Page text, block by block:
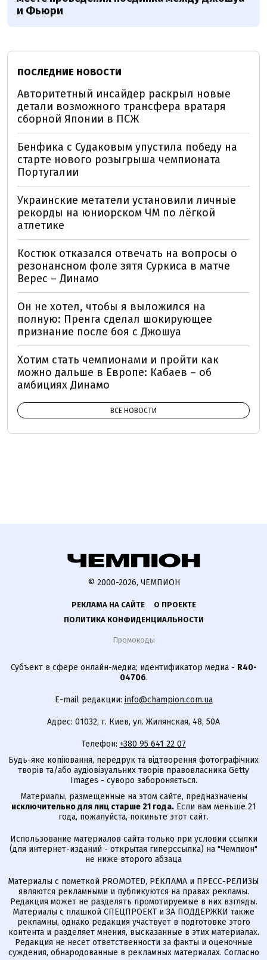
и Фьюри
ПОСЛЕДНИЕ НОВОСТИ
Авторитетный инсайдер раскрыл новые
детали возможного трансфера вратаря
сборной Японии в ПСЖ
Бенфика с Судаковым упустила победу на
старте нового розыгрыша чемпионата
Португалии
Украинские метатели установили личные
рекорды на юниорском ЧМ по лёгкой
атлетике
Костюк отказался отвечать на вопросы о
резонансном фоле зятя Суркиса в матче
Верес – Динамо
Он не хотел, чтобы я выложился на
полную: Пренга сделал шокирующее
признание после боя с Джошуа
Хотим стать чемпионами и пройти как
можно дальше в Европе: Кабаев – об
амбициях Динамо
ВСЕ НОВОСТИ
© 2000-2026, ЧЕМПИОН
РЕКЛАМА НА САЙТЕ
О ПРОЕКТЕ
ПОЛИТИКА КОНФИДЕНЦИАЛЬНОСТИ
Промокоды
Субъект в сфере онлайн-медиа; идентификатор медиа - R40-
04706.
E-mail редакции: info@champion.com.ua
Адрес: 01032, г. Киев, ул. Жилянская, 48, 50А
Телефон: +380 95 641 22 07
Будь-яке копіювання, передрук та відтворення фотографічних
творів та/або аудіовізуальних творів правовласника Getty
Images - суворо забороняється.
Материалы, размещенные на этом сайте, предназначены
исключительно для лиц старше 21 года.Если вам меньше 21
года, пожалуйста, покиньте этот сайт.
Использование материалов сайта только при условии ссылки
(для интернет-изданий - открытая гиперссылка) на "Чемпион"
не ниже второго абзаца
Материалы с пометкой PROMOTED, РЕКЛАМА и ПРЕСС-РЕЛИЗЫ
являются рекламными и публикуются на правах рекламы.
Редакция может не разделять промотируемые в них взгляды.
Материалы с плашкой СПЕЦПРОЕКТ и ЗА ПОДДЕРЖКИ также
рекламны, однако редакция участвует в подготовке этого
контента и разделяет мнения, высказанные в этих материалах.
Редакция не несет ответственности за факты и оценочные
суждения, обнародованные в рекламных материалах. Согласно